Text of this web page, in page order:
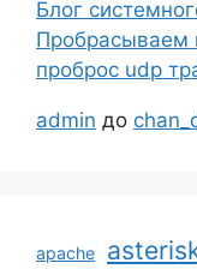
Блог
Пробрасываем
проброс udp
admin до
apache